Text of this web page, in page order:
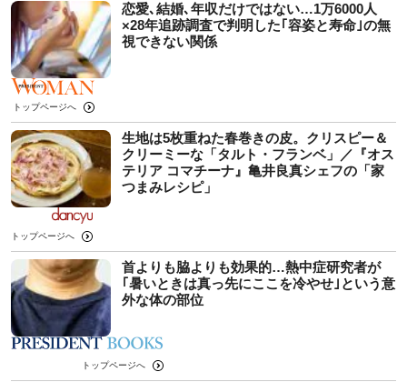
恋愛､結婚､年収だけではない…1万6000人
×28年追跡調査で判明した｢容姿と寿命｣の無
視できない関係
トップページへ
生地は5枚重ねた春巻きの皮。クリスピー＆
クリーミーな「タルト・フランベ」／『オス
テリア コマチーナ』亀井良真シェフの「家
つまみレシピ」
トップページへ
首よりも脇よりも効果的…熱中症研究者が
｢暑いときは真っ先にここを冷やせ｣という意
外な体の部位
トップページへ